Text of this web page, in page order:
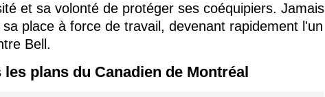
et sa volonté de protéger ses coéquipiers. Jamais
place à force de travail, devenant rapidement l'un
Bell.
plans du Canadien de Montréal